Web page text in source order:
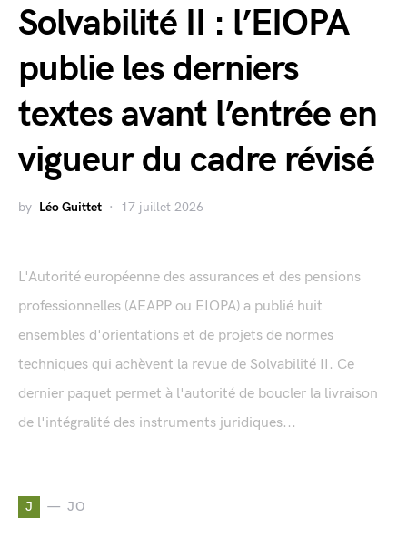
Solvabilité II : l’EIOPA
publie les derniers
textes avant l’entrée en
vigueur du cadre révisé
by Léo Guittet 17 juillet 2026
L'Autorité européenne des assurances et des pensions
professionnelles (AEAPP ou EIOPA) a publié huit
ensembles d'orientations et de projets de normes
techniques qui achèvent la revue de Solvabilité II. Ce
dernier paquet permet à l'autorité de boucler la livraison
de l'intégralité des instruments juridiques...
J JO